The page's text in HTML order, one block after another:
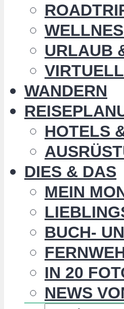
URLAUB
WANDERN
HOTELS
DIES & DAS
MEIN
BUCH-
IN 20
NEWS